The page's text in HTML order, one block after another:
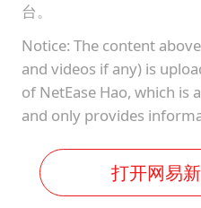
台。
Notice: The content
and videos if any) is
of NetEase Hao, which is
and only provides
打开网易